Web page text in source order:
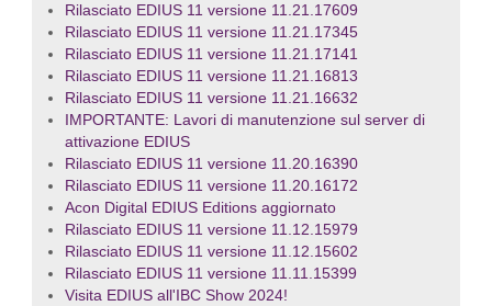
Rilasciato EDIUS 11 versione 11.21.17609
Rilasciato EDIUS 11 versione 11.21.17345
Rilasciato EDIUS 11 versione 11.21.17141
Rilasciato EDIUS 11 versione 11.21.16813
Rilasciato EDIUS 11 versione 11.21.16632
IMPORTANTE: Lavori di manutenzione sul server di
attivazione EDIUS
Rilasciato EDIUS 11 versione 11.20.16390
Rilasciato EDIUS 11 versione 11.20.16172
Acon Digital EDIUS Editions aggiornato
Rilasciato EDIUS 11 versione 11.12.15979
Rilasciato EDIUS 11 versione 11.12.15602
Rilasciato EDIUS 11 versione 11.11.15399
Visita EDIUS all'IBC Show 2024!